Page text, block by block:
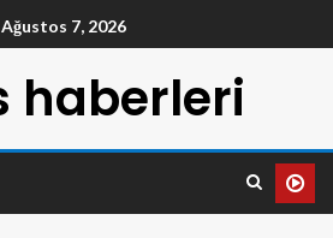
Ağustos 7, 2026
haberleri